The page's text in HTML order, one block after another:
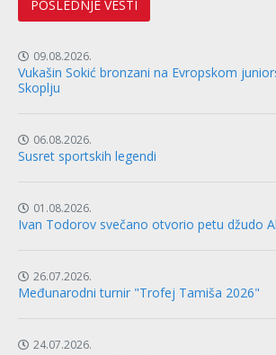
POSLEDNJE VESTI
09.08.2026.
Vukašin Sokić bronzani na Evropskom
Skoplju
06.08.2026.
Susret sportskih legendi
01.08.2026.
Ivan Todorov svečano otvorio petu džudo
26.07.2026.
Međunarodni turnir "Trofej Tamiša 2026"
24.07.2026.